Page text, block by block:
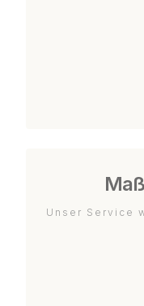
Unser Service